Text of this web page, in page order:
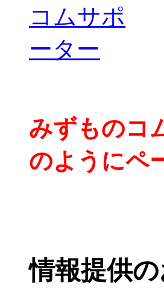
みずものコ
のようにペ
情報提供